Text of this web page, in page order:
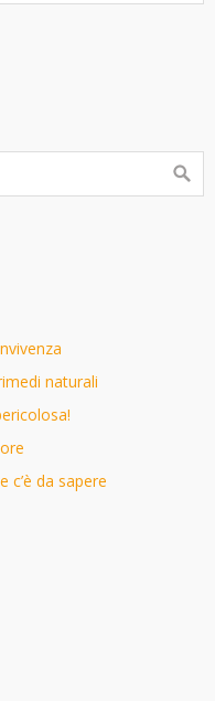
naturali
c’è da sapere